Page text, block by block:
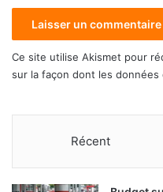
Ce site utilise Akismet pour
sur la façon dont les
Récent